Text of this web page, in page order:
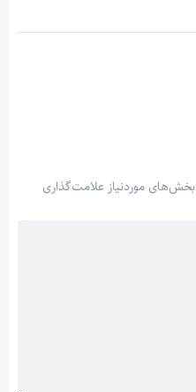
بخش‌های موردنیاز علامت‌گذاری